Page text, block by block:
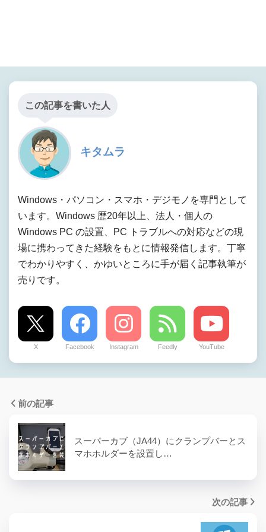
この記事を書いた人
キタムラ
Windows・パソコン・スマホ・デジモノを専門として
います。Windows 歴20年以上、法人・個人の
Windows PC の設置、PC トラブルへの対応などの現
場に携わってきた経験をもとに情報発信します。丁寧
でわかりやすく、かゆいところに手が届く記事執筆が
売りです。
X Facebook Instagram Feedly YouTube
前の記事
スーパーカブ（JA44）にクランプバーとス
マホホルダーを設置し…
次の記事